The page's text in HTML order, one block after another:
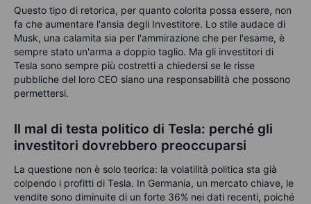
Questo tipo di retorica, per quanto colorita possa essere, non
fa che aumentare l'ansia degli Investitore. Lo stile audace di
Musk, una calamita sia per l'ammirazione che per l'esame, è
sempre stato un'arma a doppio taglio. Ma gli investitori di
Tesla sono sempre più costretti a chiedersi se le risse
pubbliche del loro CEO siano una responsabilità che possono
permettersi.
Il mal di testa politico di Tesla: perché gli
investitori dovrebbero preoccuparsi
La questione non è solo teorica: la volatilità politica sta già
colpendo i profitti di Tesla. In Germania, un mercato chiave, le
vendite sono diminuite di un forte 36% nei dati recenti, poiché